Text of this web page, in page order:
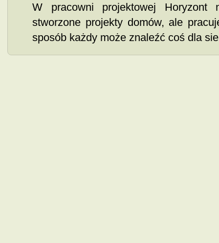
W pracowni projektowej Horyzont
stworzone projekty domów, ale
sposób każdy może znaleźć coś dla